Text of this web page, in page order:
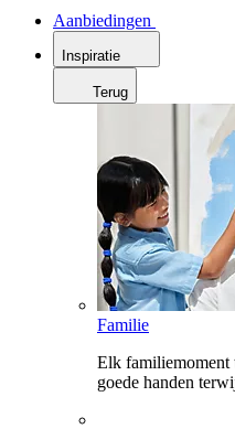
Aanbiedingen
Inspiratie
Terug
Familie
Elk
goede handen